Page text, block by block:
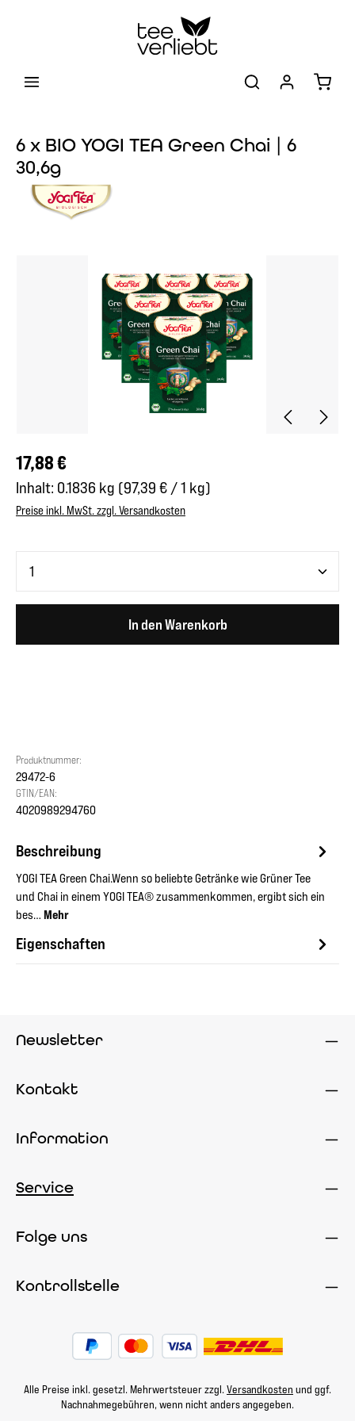
6 x BIO YOGI TEA Green Chai | 6
30,6g
Regulärer Preis:
17,88 €
Inhalt: 0.1836 kg (97,39 € / 1 kg)
Preise inkl. MwSt. zzgl. Versandkosten
In den Warenkorb
Produktnummer:
29472-6
GTIN/EAN:
4020989294760
Beschreibung
YOGI TEA Green Chai.Wenn so beliebte Getränke wie Grüner Tee
und Chai in einem YOGI TEA® zusammenkommen, ergibt sich ein
bes… Mehr
Eigenschaften
Newsletter
Kontakt
Information
Service
Folge uns
Kontrollstelle
Alle Preise inkl. gesetzl. Mehrwertsteuer zzgl. Versandkosten und ggf.
Nachnahmegebühren, wenn nicht anders angegeben.